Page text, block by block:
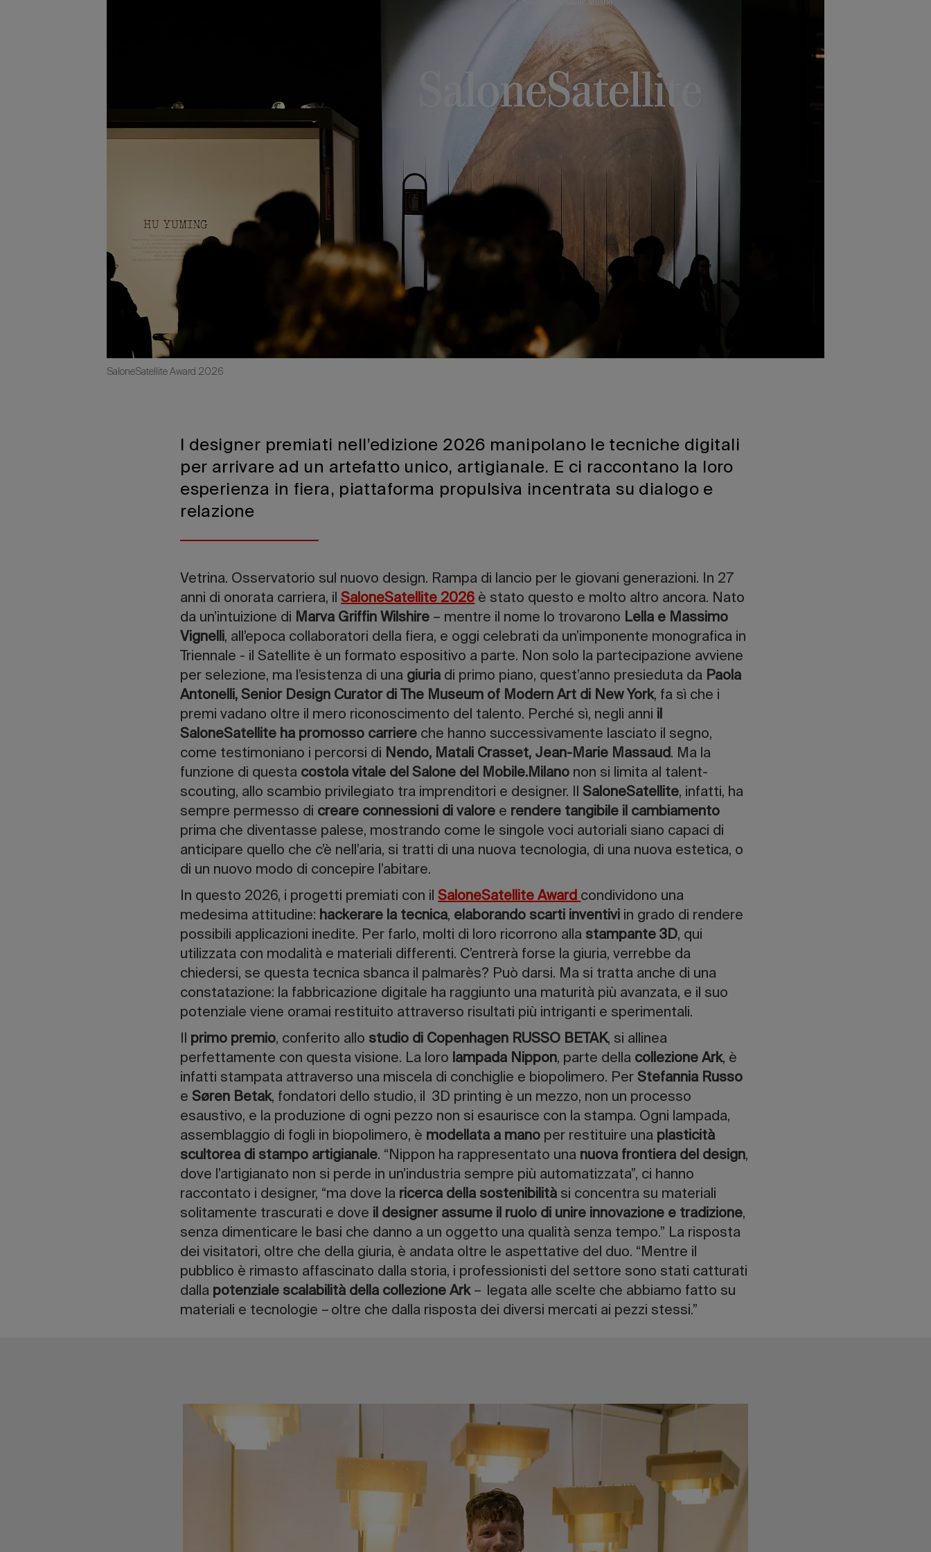
SaloneSatellite Award 2026
I designer premiati nell’edizione 2026 manipolano le tecniche digitali
per arrivare ad un artefatto unico, artigianale. E ci raccontano la loro
esperienza in fiera, piattaforma propulsiva incentrata su dialogo e
relazione
Vetrina. Osservatorio sul nuovo design. Rampa di lancio per le giovani generazioni. In 27
anni di onorata carriera, ilSaloneSatellite 2026 è stato questo e molto altro ancora. Nato
da un’intuizione di Marva Griffin Wilshire – mentre il nome lo trovarono Lella e Massimo
Vignelli, all’epoca collaboratori della fiera, e oggi celebrati da un’imponente monografica in
Triennale - il Satellite è un formato espositivo a parte. Non solo la partecipazione avviene
per selezione, ma l’esistenza di una giuria di primo piano, quest’anno presieduta da Paola
Antonelli, Senior Design Curator di The Museum of Modern Art di New York, fa sì che i
premi vadano oltre il mero riconoscimento del talento. Perché sì, negli anni il
SaloneSatellite ha promosso carriere che hanno successivamente lasciato il segno,
come testimoniano i percorsi di Nendo, Matali Crasset, Jean-Marie Massaud. Ma la
funzione di questa costola vitale del Salone del Mobile.Milano non si limita al talent-
scouting, allo scambio privilegiato tra imprenditori e designer. IlSaloneSatellite, infatti, ha
sempre permesso di creare connessioni di valore e rendere tangibile il cambiamento
prima che diventasse palese, mostrando come le singole voci autoriali siano capaci di
anticipare quello che c’è nell’aria, si tratti di una nuova tecnologia, di una nuova estetica, o
di un nuovo modo di concepire l’abitare.
In questo 2026, i progetti premiati con ilSaloneSatellite Award condividono una
medesima attitudine: hackerare la tecnica, elaborando scarti inventivi in grado di rendere
possibili applicazioni inedite. Per farlo, molti di loro ricorrono alla stampante 3D, qui
utilizzata con modalità e materiali differenti. C’entrerà forse la giuria, verrebbe da
chiedersi, se questa tecnica sbanca il palmarès? Può darsi. Ma si tratta anche di una
constatazione: la fabbricazione digitale ha raggiunto una maturità più avanzata, e il suo
potenziale viene oramai restituito attraverso risultati più intriganti e sperimentali.
Il primo premio, conferito allo studio di Copenhagen RUSSO BETAK, si allinea
perfettamente con questa visione. La loro lampada Nippon, parte della collezione Ark, è
infatti stampata attraverso una miscela di conchiglie e biopolimero. PerStefannia Russo
e Søren Betak, fondatori dello studio, il 3D printing è un mezzo, non un processo
esaustivo, e la produzione di ogni pezzo non si esaurisce con la stampa. Ogni lampada,
assemblaggio di fogli in biopolimero, è modellata a mano per restituire una plasticità
scultorea di stampo artigianale. “Nippon ha rappresentato una nuova frontiera del design,
dove l’artigianato non si perde in un’industria sempre più automatizzata”, ci hanno
raccontato i designer, “ma dove la ricerca della sostenibilità si concentra su materiali
solitamente trascurati e dove il designer assume il ruolo di unire innovazione e tradizione,
senza dimenticare le basi che danno a un oggetto una qualità senza tempo.” La risposta
dei visitatori, oltre che della giuria, è andata oltre le aspettative del duo. “Mentre il
pubblico è rimasto affascinato dalla storia, i professionisti del settore sono stati catturati
dalla potenziale scalabilità della collezione Ark– legata alle scelte che abbiamo fatto su
materiali e tecnologie – oltre che dalla risposta dei diversi mercati ai pezzi stessi.”